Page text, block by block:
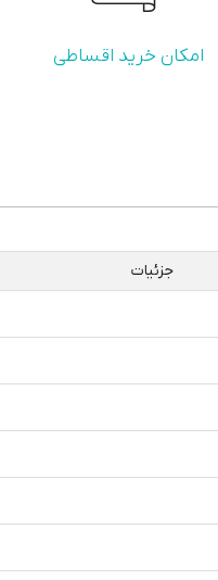
امکان خرید اقساطی
جزئیات